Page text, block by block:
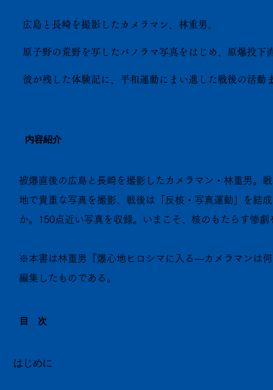
広島と長崎を撮影したカメラマン、林重男。
原子野の荒野を写したパノラマ写真をはじめ、原爆投
彼が残した体験記に、平和運動にまい進した戦後の活
内容紹介
被爆直後の広島と長崎を撮影したカメラマン・林重男。
地で貴重な写真を撮影、戦後は「反核・写真運動」を結
か。150点近い写真を収録。いまこそ、核のもたらす惨
※本書は林重男『爆心地ヒロシマに入る―カメラマンは
編集したものである。
目 次
はじめに